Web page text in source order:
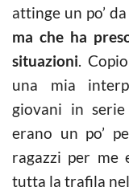
attinge un po’
ma che ha
situazioni.
una mia
giovani in
erano un po’
ragazzi per me
tutta la trafila